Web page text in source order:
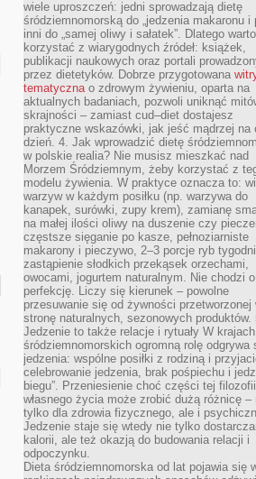
wiele uproszczeń: jedni sprowadzają dietę
śródziemnomorską do „jedzenia makaronu i
inni do „samej oliwy i sałatek”. Dlatego warto
korzystać z wiarygodnych źródeł: książek,
publikacji naukowych oraz portali
przez dietetyków. Dobrze przygotowana
tematycznao zdrowym żywieniu, oparta na
aktualnych badaniach, pozwoli uniknąć
skrajności – zamiast cud–diet dostajesz
praktyczne wskazówki, jak jeść mądrzej na
dzień. 4. Jak wprowadzić dietę
w polskie realia? Nie musisz mieszkać nad
Morzem Śródziemnym, żeby korzystać z
modelu żywienia. W praktyce oznacza to:
warzyw w każdym posiłku (np. warzywa do
kanapek, surówki, zupy krem), zamianę
na małej ilości oliwy na duszenie czy
częstsze sięganie po kasze, pełnoziarniste
makarony i pieczywo, 2–3 porcje ryb
zastąpienie słodkich przekąsek orzechami,
owocami, jogurtem naturalnym. Nie chodzi o
perfekcję. Liczy się kierunek – powolne
przesuwanie się od żywności przetworzonej
stronę naturalnych, sezonowych produktów.
Jedzenie to także relacje i rytuały W krajach
śródziemnomorskich ogromną rolę odgrywa
jedzenia: wspólne posiłki z rodziną i
celebrowanie jedzenia, brak pośpiechu i
biegu”. Przeniesienie choć części tej
własnego życia może zrobić dużą różnicę –
tylko dla zdrowia fizycznego, ale i
Jedzenie staje się wtedy nie tylko
kalorii, ale też okazją do budowania relacji i
odpoczynku.
Dieta śródziemnomorska od lat pojawia się